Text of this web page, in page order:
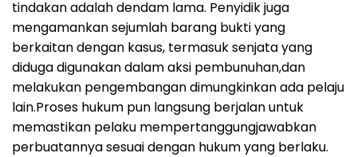
tindakan adalah dendam lama. Penyidik juga
mengamankan sejumlah barang bukti yang
berkaitan dengan kasus, termasuk senjata yang
diduga digunakan dalam aksi pembunuhan,dan
melakukan pengembangan dimungkinkan ada pelaju
lain.Proses hukum pun langsung berjalan untuk
memastikan pelaku mempertanggungjawabkan
perbuatannya sesuai dengan hukum yang berlaku.